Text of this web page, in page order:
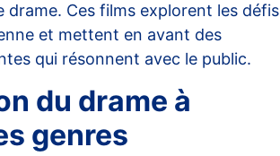
drame. Ces films explorent les défis
et mettent en avant des
qui résonnent avec le public.
du drame à
genres